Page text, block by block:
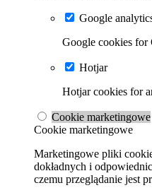
Google
Google cookies for
Hotjar
Hotjar cookies for
Cookie marketingowe
Cookie marketingowe
Marketingowe pliki
dokładnych i
czemu przeglądanie jest